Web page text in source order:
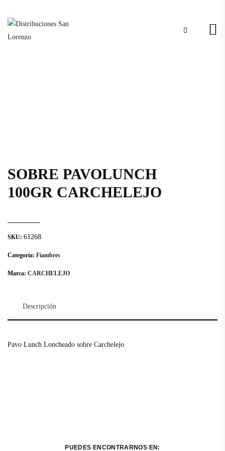
SOBRE PAVOLUNCH
100GR CARCHELEJO
SKU: 61268
Categoría: Fiambres
Marca: CARCHELEJO
Descripción
Pavo Lunch Loncheado sobre Carchelejo
PUEDES ENCONTRARNOS EN: